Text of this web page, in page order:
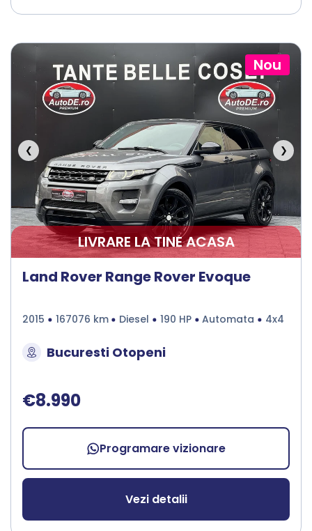
Nou
❮ ❯
LIVRARE LA TINE ACASA
Land Rover Range Rover Evoque
2015 167076 km Diesel 190 HP Automata 4x4
Bucuresti Otopeni
€8.990
Programare vizionare
Vezi detalii